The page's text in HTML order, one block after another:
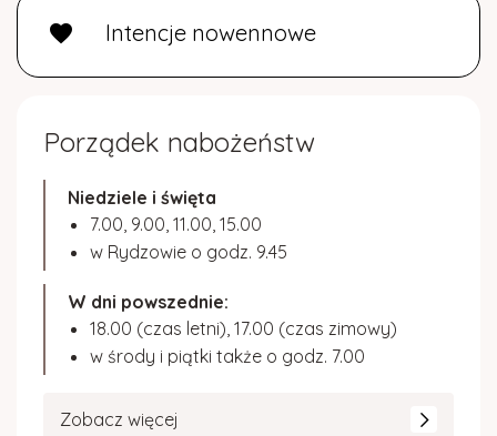
favorite Intencje nowennowe
Porządek nabożeństw
Niedziele i święta
7.00, 9.00, 11.00, 15.00
w Rydzowie o godz. 9.45
W dni powszednie:
18.00 (czas letni), 17.00 (czas zimowy)
w środy i piątki także o godz. 7.00
Zobacz więcej